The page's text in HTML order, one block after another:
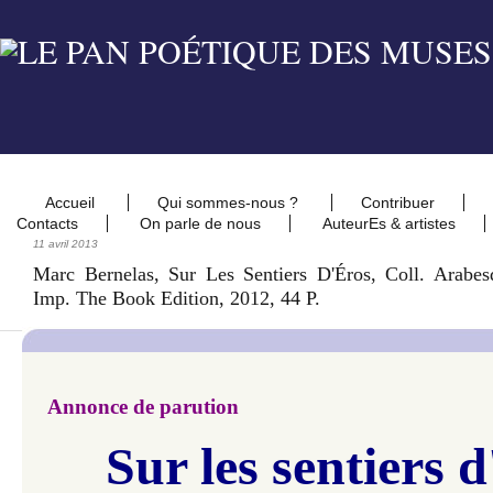
Accueil Qui sommes-nous ?
Contribuer
Contacts
On parle de nous AuteurEs & artistes
11 avril 2013
Marc Bernelas, Sur Les Sentiers D'Éros, Coll.
Imp. The Book Edition, 2012, 44 P.
Annonce de parution
Sur les sentiers